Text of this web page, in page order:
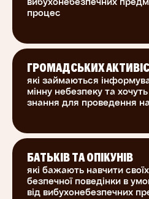
Курс розроблений
Закону України «Про
Україні»
й Міжнародних стандартів
діяльності (IMAS) та
підготовки інструкторів
яке живе/працює на
небезпеки.
процес
ГРОМАДСЬКИХ
які займаються
мінну небезпеку та
знання для проведення
БАТЬКІВ ТА ОПІКУНІВ
які бажають навчити
безпечної поведінки в
від вибухонебезпечних